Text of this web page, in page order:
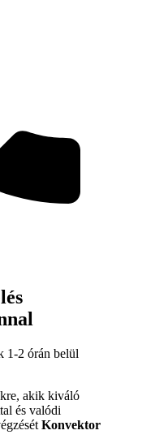
1-2 órán belül
akik kiváló
és valódi
Konvektor